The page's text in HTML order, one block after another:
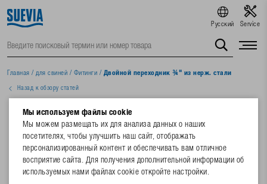
Русский Service
Главная / для свиней / Фитинги / Двойной переходник ¾" из нерж. стали
Назад к обзору статей
Мы используем файлы cookie
Мы можем размещать их для анализа данных о наших
посетителях, чтобы улучшить наш сайт, отображать
персонализированный контент и обеспечивать вам отличное
восприятие сайта. Для получения дополнительной информации об
используемых нами файлах cookie откройте настройки.